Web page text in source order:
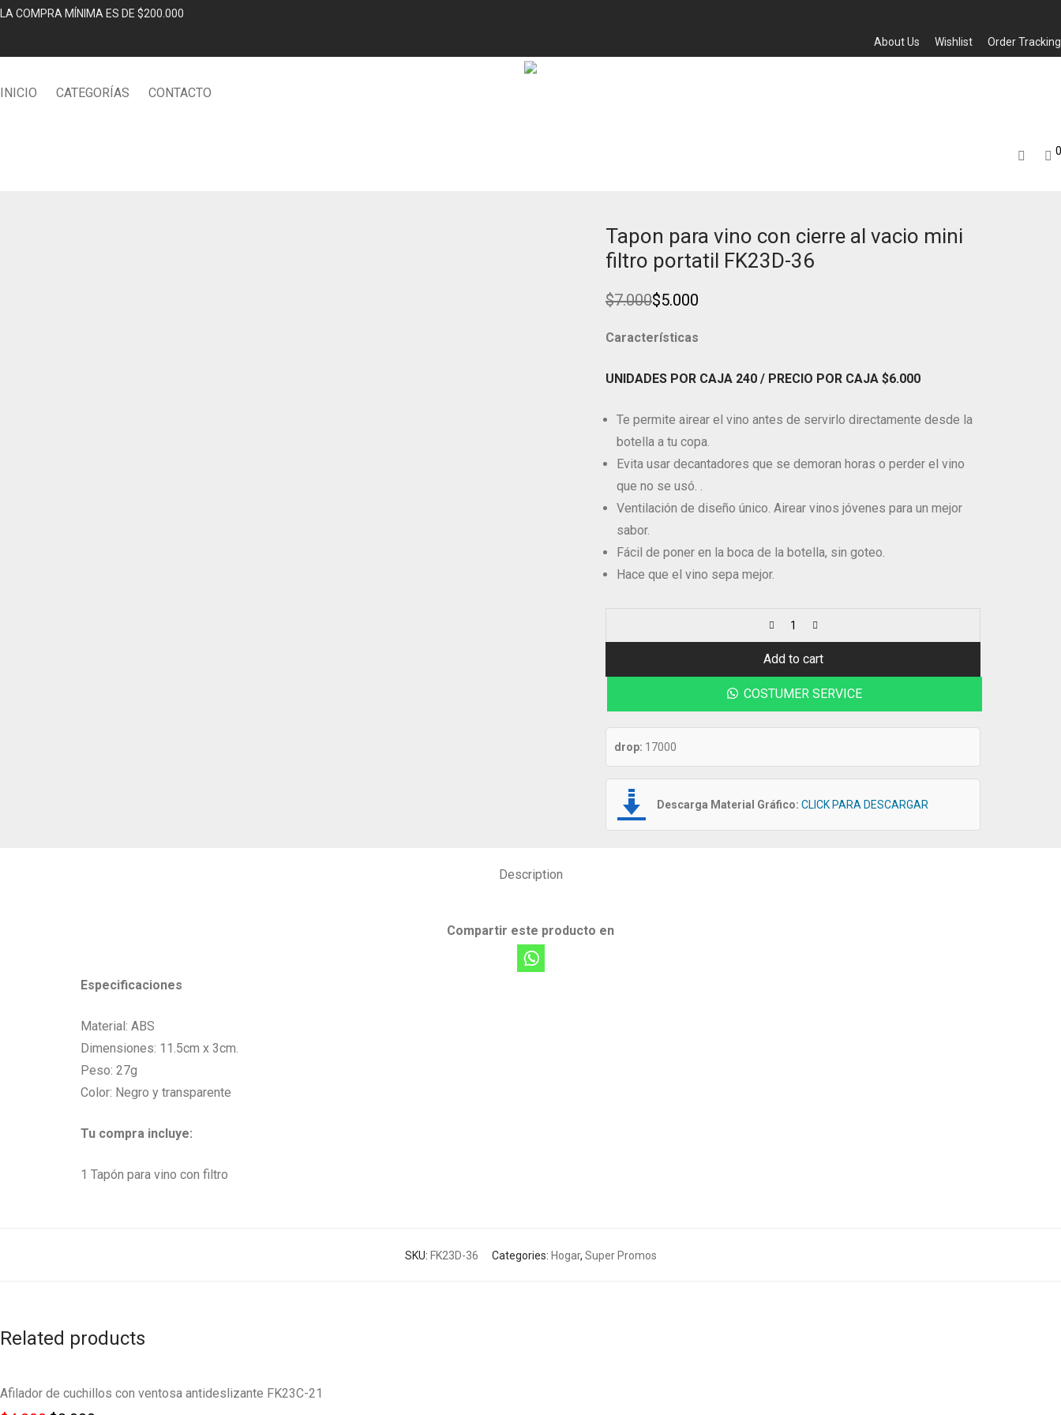
LA COMPRA MÍNIMA ES DE $200.000
About Us Wishlist Order Tracking
INICIO CATEGORÍAS CONTACTO
0
Tapon para vino con cierre al vacio mini
filtro portatil FK23D-36
$7.000
Original
was:
$5.000
Current
is:
Características
UNIDADES POR CAJA 240 / PRECIO POR CAJA $6.000
Te permite airear el vino antes de servirlo directamente desde la
botella a tu copa.
Evita usar decantadores que se demoran horas o perder el vino
que no se usó. .
Ventilación de diseño único. Airear vinos jóvenes para un mejor
sabor.
Fácil de poner en la boca de la botella, sin goteo.
Hace que el vino sepa mejor.
Add to cart
COSTUMER SERVICE
drop: 17000
Descarga Material Gráfico: CLICK PARA DESCARGAR
Description
Compartir este producto en
Especificaciones
Material: ABS
Dimensiones: 11.5cm x 3cm.
Peso: 27g
Color: Negro y transparente
Tu compra incluye:
1 Tapón para vino con filtro
SKU: FK23D-36 Categories: Hogar, Super Promos
Related products
Afilador de cuchillos con ventosa antideslizante FK23C-21